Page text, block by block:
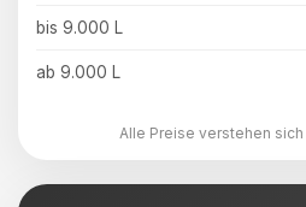
bis 9.000 L
ab 9.000 L
Alle Preise verstehen sich